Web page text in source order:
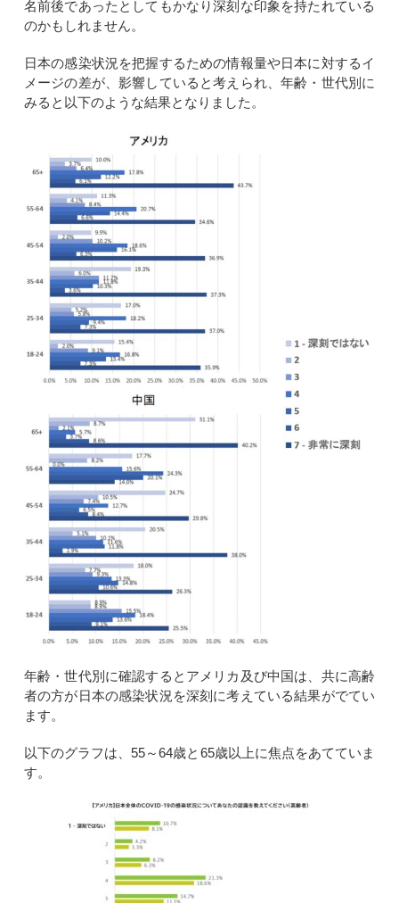
名前後であったとしてもかなり深刻な印象を持たれている
のかもしれません。
日本の感染状況を把握するための情報量や日本に対するイ
メージの差が、影響していると考えられ、年齢・世代別に
みると以下のような結果となりました。
年齢・世代別に確認するとアメリカ及び中国は、共に高齢
者の方が日本の感染状況を深刻に考えている結果がでてい
ます。
以下のグラフは、55～64歳と65歳以上に焦点をあてていま
す。